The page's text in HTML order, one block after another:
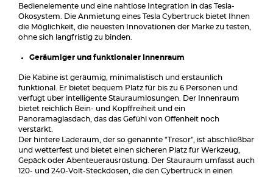
Bedienelemente und eine nahtlose Integration in das Tesla-
Ökosystem. Die Anmietung eines Tesla Cybertruck bietet Ihnen
die Möglichkeit, die neuesten Innovationen der Marke zu testen,
ohne sich langfristig zu binden.
Geräumiger und funktionaler Innenraum
Die Kabine ist geräumig, minimalistisch und erstaunlich
funktional. Er bietet bequem Platz für bis zu 6 Personen und
verfügt über intelligente Stauraumlösungen. Der Innenraum
bietet reichlich Bein- und Kopffreiheit und ein
Panoramaglasdach, das das Gefühl von Offenheit noch
verstärkt.
Der hintere Laderaum, der so genannte "Tresor", ist abschließbar
und wetterfest und bietet einen sicheren Platz für Werkzeug,
Gepäck oder Abenteuerausrüstung. Der Stauraum umfasst auch
120- und 240-Volt-Steckdosen, die den Cybertruck in einen